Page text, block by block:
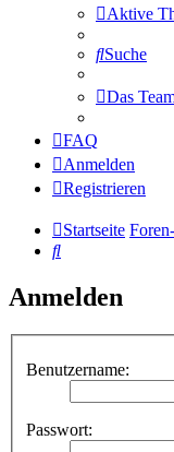
Aktive
Suche
Das
FAQ
Anmelden
Registrieren
Startseite
Suche
Anmelden
Benutzername:
Passwort: